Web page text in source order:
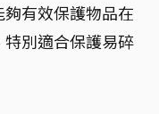
有效保護物品在
別適合保護易碎